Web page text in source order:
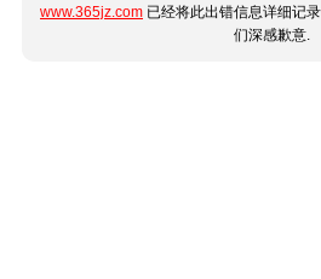
www.365jz.com 已经将此出错信息详细记
们深感歉意.